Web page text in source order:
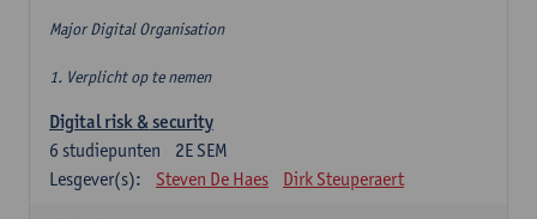
Major Digital Organisation
1. Verplicht op te nemen
Digital risk & security
2E SEM
6 studiepunten
Lesgever(s):
Steven De Haes Dirk Steuperaert